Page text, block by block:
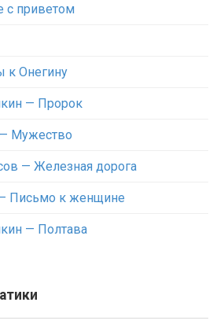
с приветом
к Онегину
— Пророк
Мужество
— Железная дорога
Письмо к женщине
— Полтава